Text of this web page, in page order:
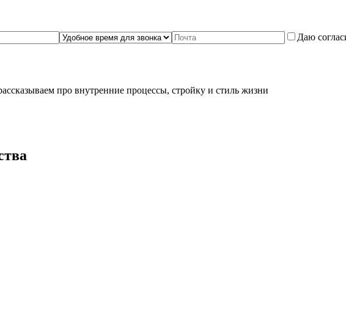
Даю
про внутренние процессы, стройку и стиль жизни